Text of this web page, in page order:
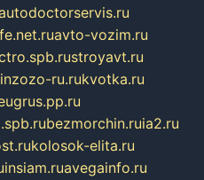
avto-vozim.ru
stroyavt.ru
ru.rukvotka.ru
bezmorchin.ruia2.ru
kolosok-elita.ru
insiam.ruavegainfo.ru